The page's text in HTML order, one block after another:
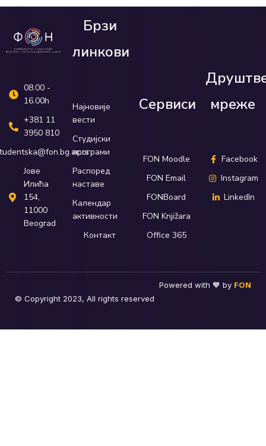
08.00 -
16.00h
+381 11
3950 810
Јове
Илића
154,
11000
Beograd
Брзи
линкови
Најновије
вести
Студијски
програми
Распоред
наставе
Календар
активности
Контакт
Сервиси
FON Moodle
FON Email
FONBoard
FON Knjižara
Office 365
мреже
Facebook
Instagram
LinkedIn
Powered with 🧡 by FON
© Copyright 2023, All rights reserved